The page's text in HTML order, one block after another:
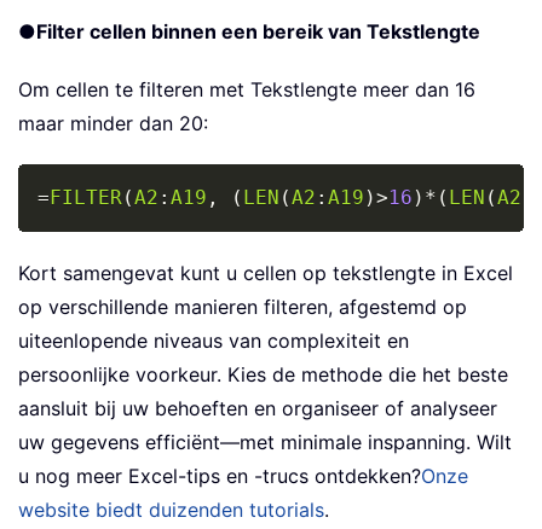
●Filter cellen binnen een bereik van Tekstlengte
Om cellen te filteren met Tekstlengte meer dan 16
maar minder dan 20:
=FILTER (A2 : A19 , ( LEN (A2 : A19 )>16 ) * ( LEN (A2
Copy
Kort samengevat kunt u cellen op tekstlengte in Excel
op verschillende manieren filteren, afgestemd op
uiteenlopende niveaus van complexiteit en
persoonlijke voorkeur. Kies de methode die het beste
aansluit bij uw behoeften en organiseer of analyseer
uw gegevens efficiënt—met minimale inspanning. Wilt
u nog meer Excel-tips en -trucs ontdekken?Onze
website biedt duizenden tutorials.